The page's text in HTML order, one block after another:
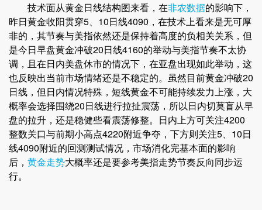
技术面从黄金日线结构图来看，在非农数据的影响下，
昨日黄金收阳贯穿5、10日线4090，在技术上看来是无可厚
非的，其节奏与美指依然还是保持着高度的负相关关系，但
是今日早盘黄金冲破20日线4160的举动与美指节奏不太协
调，且在日内美盘休市的情况下，在亚盘出现如此举动，这
也反映出当前市场情绪还是不稳定的。虽然目前黄金冲破20
日线，但日内情况特殊，短线黄金不可能持续发力上涨，大
概率会选择围绕20日线进行拉扯震荡，所以日内切莫盲从早
盘的拉升，还是稳健些看震荡修整。日内上方可关注4200
整数关口与前期小高点4220附近争夺，下方则关注5、10日
线4090附近的回测测试情况，市场消化完基本面的影响
后， 黄金走势大概率还是要参考美指走势节奏反向同步运
行。